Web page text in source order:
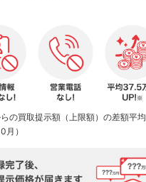
の買取提示額（上限額）の差額平均
月）